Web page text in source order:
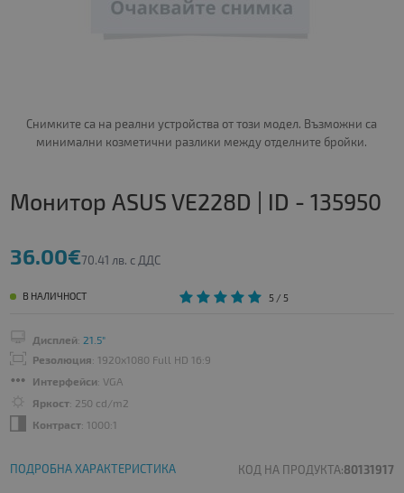
Снимките са на реални устройства от този модел. Възможни са
минимални козметични разлики между отделните бройки.
Монитор ASUS VE228D | ID - 135950
36.00€70.41 лв. с ДДС
В НАЛИЧНОСТ 5/ 5
Дисплей: 21.5"
Резолюция: 1920x1080 Full HD 16:9
Интерфейси: VGA
Яркост: 250 cd/m2
Контраст: 1000:1
ПОДРОБНА ХАРАКТЕРИСТИКА КОД НА ПРОДУКТА:80131917